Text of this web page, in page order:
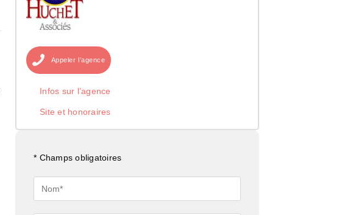
Appeler l’agence
Infos sur l’agence
Site et honoraires
* Champs obligatoires
Nom*